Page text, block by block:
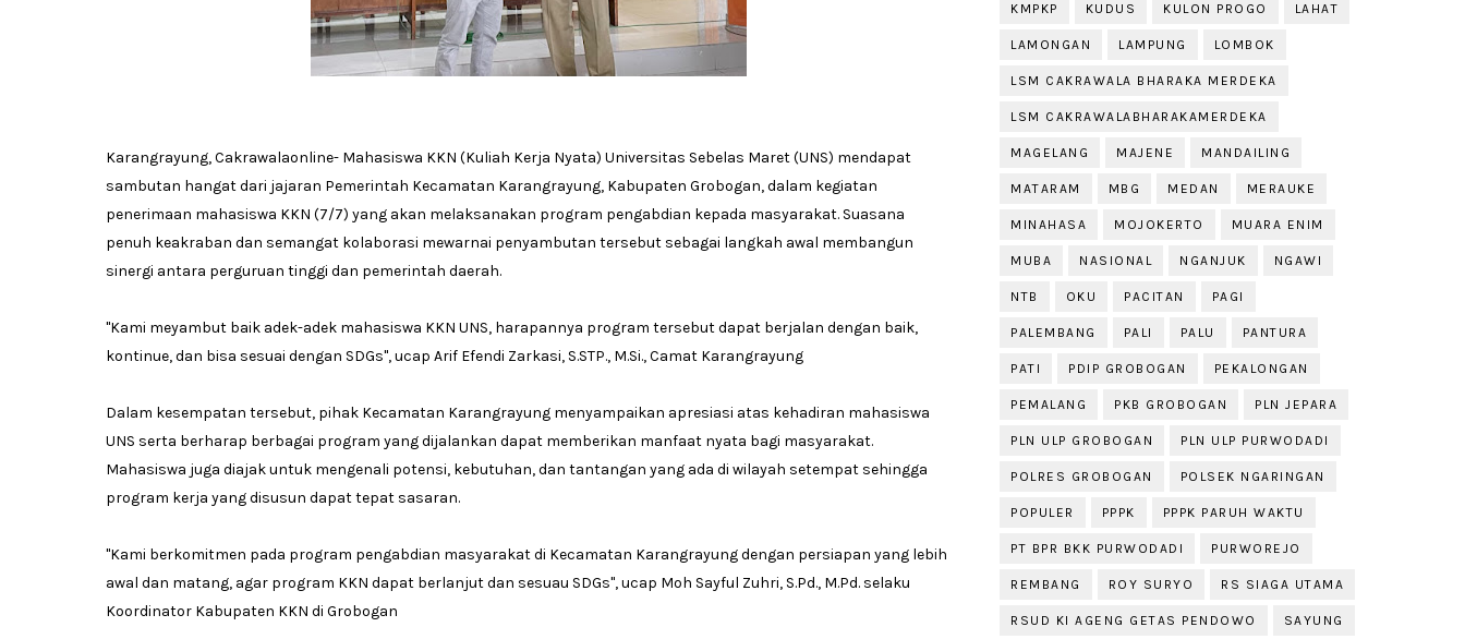
Karangrayung, Cakrawalaonline- Mahasiswa KKN (Kuliah Kerja Nyata) Universitas Sebelas Maret (UNS) mendapat
sambutan hangat dari jajaran Pemerintah Kecamatan Karangrayung, Kabupaten Grobogan, dalam kegiatan
penerimaan mahasiswa KKN (7/7) yang akan melaksanakan program pengabdian kepada masyarakat. Suasana
penuh keakraban dan semangat kolaborasi mewarnai penyambutan tersebut sebagai langkah awal membangun
sinergi antara perguruan tinggi dan pemerintah daerah.
"Kami meyambut baik adek-adek mahasiswa KKN UNS, harapannya program tersebut dapat berjalan dengan baik,
kontinue, dan bisa sesuai dengan SDGs", ucap Arif Efendi Zarkasi, S.STP., M.Si., Camat Karangrayung
Dalam kesempatan tersebut, pihak Kecamatan Karangrayung menyampaikan apresiasi atas kehadiran mahasiswa
UNS serta berharap berbagai program yang dijalankan dapat memberikan manfaat nyata bagi masyarakat.
Mahasiswa juga diajak untuk mengenali potensi, kebutuhan, dan tantangan yang ada di wilayah setempat sehingga
program kerja yang disusun dapat tepat sasaran.
"Kami berkomitmen pada program pengabdian masyarakat di Kecamatan Karangrayung dengan persiapan yang lebih
awal dan matang, agar program KKN dapat berlanjut dan sesuau SDGs", ucap Moh Sayful Zuhri, S.Pd., M.Pd. selaku
Koordinator Kabupaten KKN di Grobogan
KMPKP KUDUS KULON PROGO LAHAT
LAMONGAN LAMPUNG LOMBOK
LSM CAKRAWALA BHARAKA MERDEKA
LSM CAKRAWALABHARAKAMERDEKA
MAGELANG MAJENE MANDAILING
MATARAM MBG MEDAN MERAUKE
MINAHASA MOJOKERTO MUARA ENIM
MUBA NASIONAL NGANJUK NGAWI
NTB OKU PACITAN PAGI
PALEMBANG PALI PALU PANTURA
PATI PDIP GROBOGAN PEKALONGAN
PEMALANG PKB GROBOGAN PLN JEPARA
PLN ULP GROBOGAN PLN ULP PURWODADI
POLRES GROBOGAN POLSEK NGARINGAN
POPULER PPPK PPPK PARUH WAKTU
PT BPR BKK PURWODADI PURWOREJO
REMBANG ROY SURYO RS SIAGA UTAMA
RSUD KI AGENG GETAS PENDOWO SAYUNG